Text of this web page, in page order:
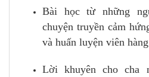
Bài học từ những
chuyện truyền cảm
và huấn luyện viên
Lời khuyên cho cha